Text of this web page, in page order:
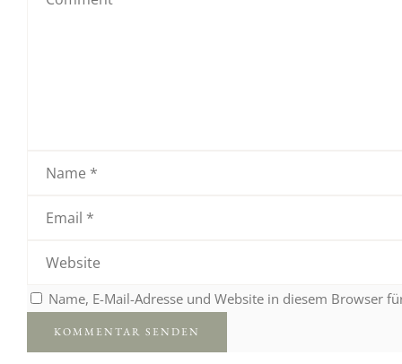
Name, E-Mail-Adresse und Website in diesem Browser